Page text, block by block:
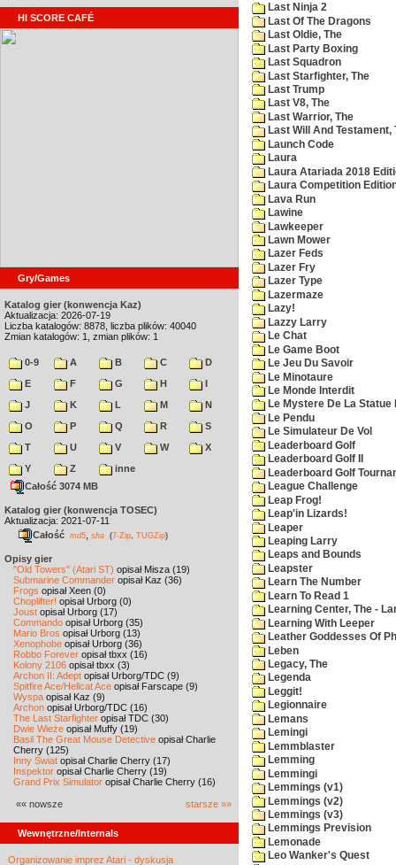
HI SCORE CAFÉ
Gry/Games
Katalog gier (konwencja Kaz)
Aktualizacja: 2026-07-19
Liczba katalogów: 8878, liczba plików: 40040
Zmian katalogów: 1, zmian plików: 1
0-9 A B C
D
E
F G H
I
J
K L M
N
O
P Q R
S
T
U V W
X
Y
Z
inne
Całość 3074 MB
Katalog gier (konwencja TOSEC)
Aktualizacja: 2021-07-11
Całość md5 sha (7-Zip TUGZip)
Opisy gier
"Old Towers" (Atari ST) opisał Misza (19)
Submarine Commander opisał Kaz (36)
Frogs opisał Xeen (0)
Choplifter! opisał Urborg (0)
Joust opisał Urborg (17)
Commando opisał Urborg (35)
Mario Bros opisał Urborg (13)
Xenophobe opisał Urborg (36)
Robbo Forever opisał tbxx (16)
Kolony 2106 opisał tbxx (3)
Archon II: Adept opisał Urborg/TDC (9)
Spitfire Ace/Hellcat Ace opisał Farscape (9)
Wyspa opisał Kaz (9)
Archon opisał Urborg/TDC (16)
The Last Starfighter opisał TDC (30)
Dwie Wieże opisał Muffy (19)
Basil The Great Mouse Detective opisał Charlie
Cherry (125)
Inny Świat opisał Charlie Cherry (17)
Inspektor opisał Charlie Cherry (19)
Grand Prix Simulator opisał Charlie Cherry (16)
«« nowsze starsze »»
Wewnętrzne/Internals
Organizowanie imprez Atari - dyskusja
Last Ninja 2
Last Of The Dragons
Last Oldie, The
Last Party Boxing
Last Squadron
Last Starfighter, The
Last Trump
Last V8, The
Last Warrior, The
Last Will And Testament,
Launch Code
Laura
Laura Atariada 2018
Laura Competition
Lava Run
Lawine
Lawkeeper
Lawn Mower
Lazer Feds
Lazer Fry
Lazer Type
Lazermaze
Lazy!
Lazzy Larry
Le Chat
Le Game Boot
Le Jeu Du Savoir
Le Minotaure
Le Monde Interdit
Le Mystere De La Statue
Le Pendu
Le Simulateur De Vol
Leaderboard Golf
Leaderboard Golf II
Leaderboard Golf
League Challenge
Leap Frog!
Leap'in Lizards!
Leaper
Leaping Larry
Leaps and Bounds
Leapster
Learn The Number
Learn To Read 1
Learning Center, The -
Learning With Leeper
Leather Goddesses Of
Leben
Legacy, The
Legenda
Leggit!
Legionnaire
Lemans
Lemingi
Lemmblaster
Lemming
Lemmingi
Lemmings (v1)
Lemmings (v2)
Lemmings (v3)
Lemmings Prevision
Lemonade
Leo Wanker's Quest